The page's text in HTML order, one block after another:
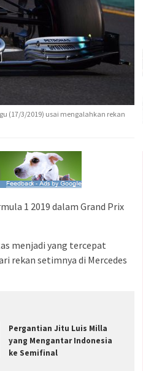
(17/3/2019) usai mengalahkan rekan
1 2019 dalam Grand Prix
menjadi yang tercepat
rekan setimnya di Mercedes
Pergantian Jitu Luis Milla
yang Mengantar Indonesia
ke Semifinal